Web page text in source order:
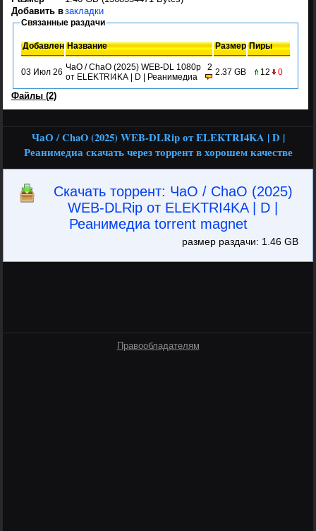
Добавить взакладки
Связанные раздачи
Добавлен Название Размер Пиры
03 Июл 26 ЧаО / ChaO (2025) WEB-DL 1080p
от ELEKTRI4KA | D | Реанимедиа
2 2.37 GB 12 0
Файлы (2)
ЧаО / ChaO (2025) WEB-DLRip от ELEKTRI4KA | D |
Реанимедиа скачать через торрент в хорошем качестве
Скачать торрент: ЧаО / ChaO (2025)
WEB-DLRip от ELEKTRI4KA | D |
Реанимедиа torrent magnet
размер раздачи: 1.46 GB
Правообладателям